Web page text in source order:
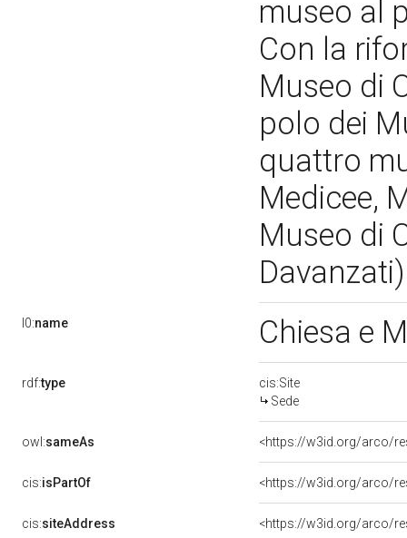
museo al
Con la
Museo di
polo dei
quattro
Medicee,
Museo di
l0:name Chiesa e
rdf:type
cis:Site
Sede
owl:sameAs <https://w3id.org/arco/
cis:isPartOf <https://w3id.org/arco/
cis:siteAddress <https://w3id.org/arco/